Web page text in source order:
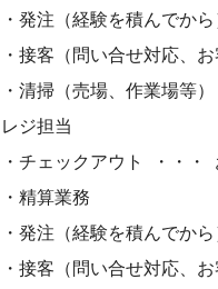
・発注（経験を積んでか
・接客（問い合せ対応、
・清掃（売場、作業場等
レジ担当
・チェックアウト ・・・
・精算業務
・発注（経験を積んでか
・接客（問い合せ対応、